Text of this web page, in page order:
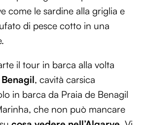
per personalizzare contenuti ed
funzionalità dei social media e per
traffico. Condividiamo inoltre
in cui utilizzi il nostro sito con i
i quali potrebbero combinarle
che hai fornito loro o che hanno
dei loro servizi.
come le sardine alla griglia e
di pesce cotto in una
il tour in barca alla volta
, cavità carsica
in barca da Praia de Benagil
che non può mancare